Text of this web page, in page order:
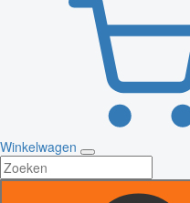
Winkelwagen